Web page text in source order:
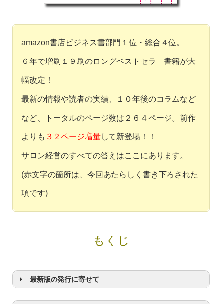
amazon書店ビジネス書部門１位・総合４位。
６年で増刷１９刷のロングベストセラー書籍が大
幅改定！
最新の情報や読者の実績、１０年後のコラムなど
など、トータルのページ数は２６４ページ。前作
よりも ３２ページ増量して新登場！！
サロン経営のすべての答えはここにあります。
(赤文字の箇所は、今回あたらしく書き下ろされた
項です)
もくじ
最新版の発行に寄せて